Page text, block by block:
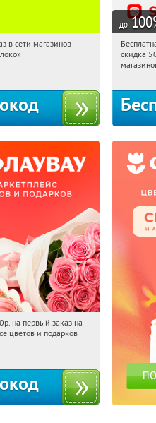
Получи первым!
в сети магазинов
до 100
Россия
скидка
Получили:
на первый заказ на
цветов и подарков